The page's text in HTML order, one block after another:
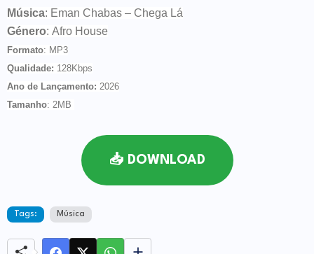
Música: Eman Chabas – Chega Lá
Género: Afro House
Formato: MP3
Qualidade: 128Kbps
Ano de Lançamento: 2026
Tamanho: 2MB
📥 DOWNLOAD
Tags: Música